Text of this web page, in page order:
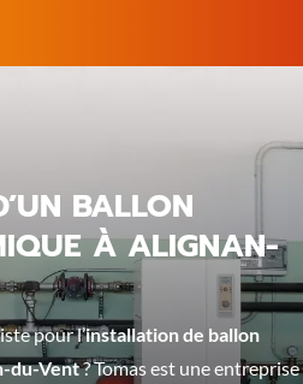
BALLON
À ALIGNAN-
pour l’installation de ballon
du-Vent? Tomas est une entreprise